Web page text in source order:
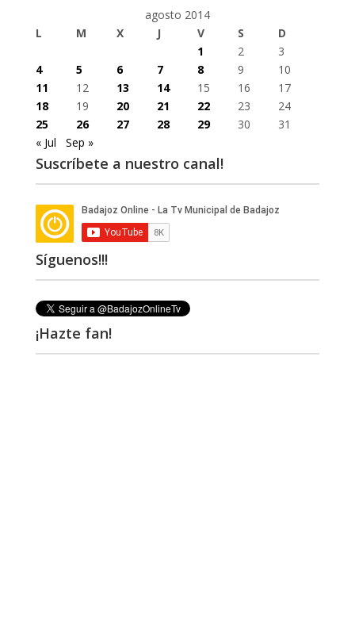
agosto 2014
L
M X J V S
D
1
2
3
4
5 6 7 8 9
10
11
12 13 14 15 16
17
18
19 20 21 22 23
24
25
26 27 28 29 30
31
« Jul
Sep »
Suscríbete a nuestro canal!
Síguenos!!!
¡Hazte fan!